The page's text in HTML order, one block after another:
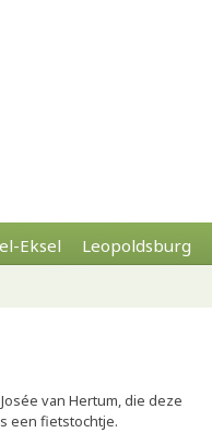
Eksel Leopoldsburg
van Hertum, die deze
een fietstochtje.